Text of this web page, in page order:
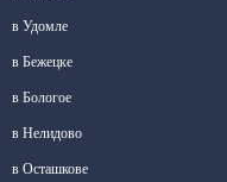
в Удомле
в Бежецке
в Бологое
в Нелидово
в Осташкове